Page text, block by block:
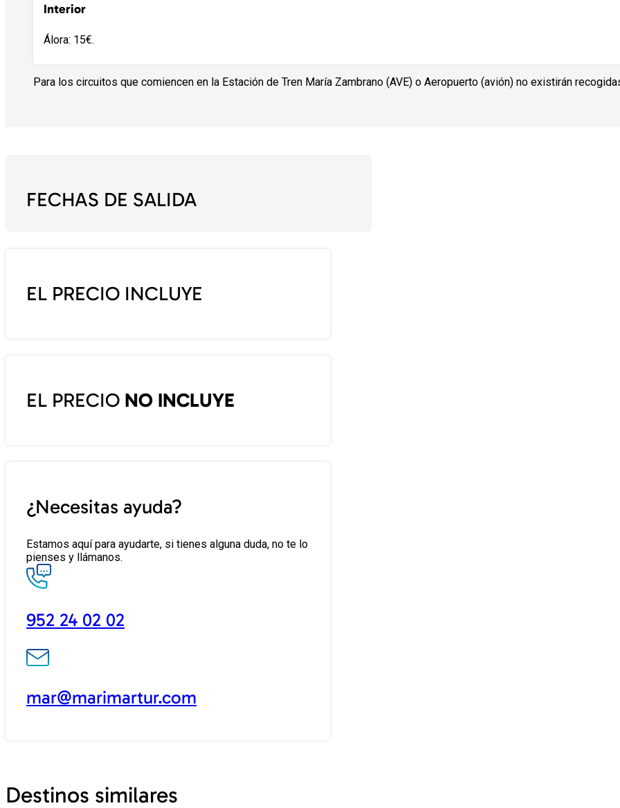
Interior
Álora: 15€.
Para los circuitos que comiencen en la Estación de Tren María Zambrano (AVE) o Aeropuerto (avión) no existirán
FECHAS DE SALIDA
EL PRECIO INCLUYE
EL PRECIO NO INCLUYE
¿Necesitas ayuda?
Estamos aquí para ayudarte, si tienes alguna duda, no te lo
pienses y llámanos.
952 24 02 02
mar@marimartur.com
Destinos similares